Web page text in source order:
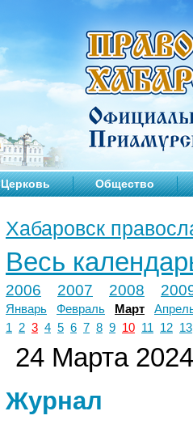
Церковь Общество
Хабаровск
Весь
2006 2007 2008
Январь Февраль Март
1
2 3 4 5 6 7 8 9 10 11 12 13
24 Марта 2024
Журнал